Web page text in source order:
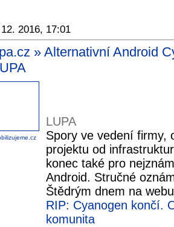
2016, 17:01
» Alternativní Android
LUPA
Spory ve vedení firmy,
projektu od
konec také pro
Android. Stručné
Štědrým dnem na
RIP: Cyanogen končí.
komunita